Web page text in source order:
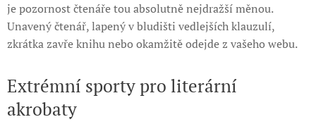
je pozornost čtenáře tou absolutně nejdražší měnou.
Unavený čtenář, lapený v bludišti vedlejších klauzulí,
zkrátka zavře knihu nebo okamžitě odejde z vašeho webu.
Extrémní sporty pro literární
akrobaty